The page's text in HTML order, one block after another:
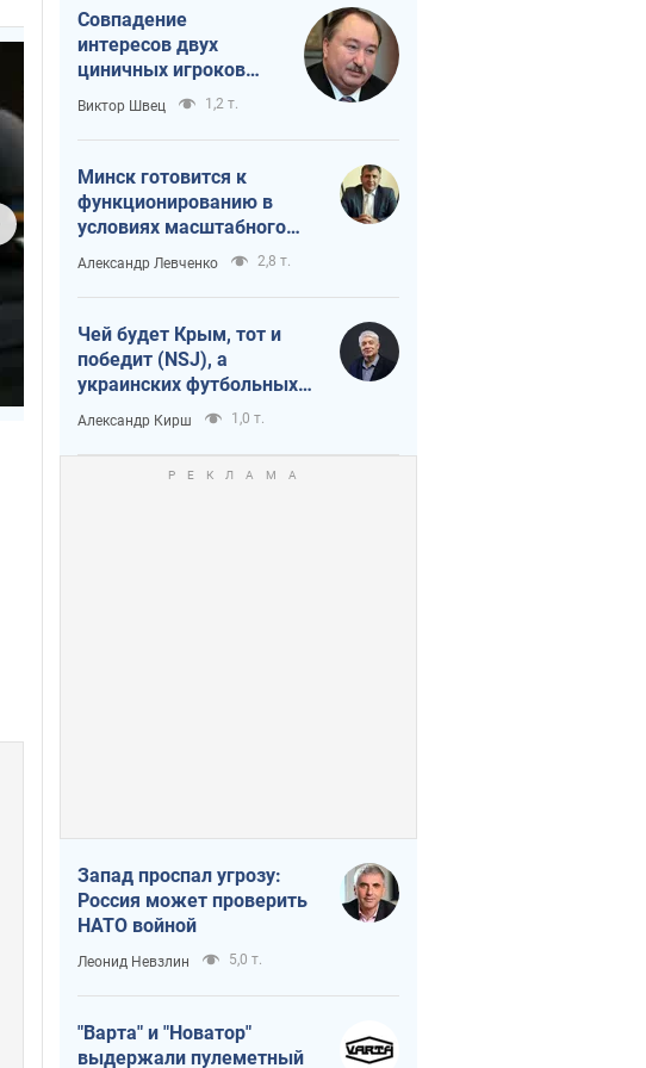
Совпадение
интересов двух
циничных игроков
или тайный план
Трампа и Путина?
Виктор Швец 1,2 т.
Минск готовится к
функционированию в
условиях масштабного
военного кризиса
Александр Левченко 2,8 т.
Чей будет Крым, тот и
победит (NSJ), а
украинских футбольных
чиновников могут
назвать убийцами
Александр Кирш 1,0 т.
Запад проспал угрозу:
Россия может проверить
НАТО войной
Леонид Невзлин 5,0 т.
"Варта" и "Новатор"
выдержали пулеметный